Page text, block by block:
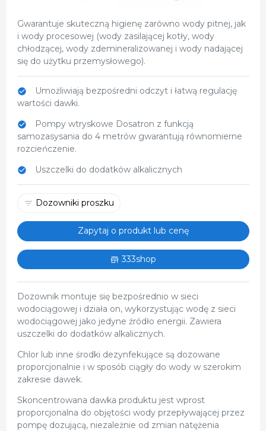
Gwarantuje skuteczną higienę zarówno wody pitnej, jak
i wody procesowej (wody zasilającej kotły, wody
chłodzącej, wody zdemineralizowanej i wody nadającej
się do użytku przemysłowego).
Umożliwiają bezpośredni odczyt i łatwą regulację
wartości dawki.
Pompy wtryskowe Dosatron z funkcją
samozasysania do 4 metrów gwarantują równomierne
rozcieńczenie.
Uszczelki do dodatków alkalicznych
Dozowniki proszku
Zapytaj o produkt lub cenę
333shop
Dozownik montuje się bezpośrednio w sieci
wodociągowej i działa on, wykorzystując wodę z sieci
wodociągowej jako jedyne źródło energii. Zawiera
uszczelki do dodatków alkalicznych.
Chlor lub inne środki dezynfekujące są dozowane
proporcjonalnie i w sposób ciągły do wody w szerokim
zakresie dawek.
Skoncentrowana dawka produktu jest wprost
proporcjonalna do objętości wody przepływającej przez
pompę dozującą, niezależnie od zmian natężenia